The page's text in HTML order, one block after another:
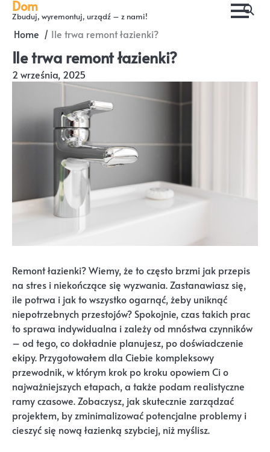
Skip
content
Dom
Zbuduj, wyremontuj, urządź – z nami!
Home Ile trwa remont łazienki?
Ile trwa remont łazienki?
2 września, 2025
Remont łazienki? Wiemy, że to często brzmi jak przepis
na stres i niekończące się wyzwania. Zastanawiasz się,
ile potrwa i jak to wszystko ogarnąć, żeby uniknąć
niepotrzebnych przestojów? Spokojnie, czas takich prac
to sprawa indywidualna i zależy od mnóstwa czynników
– od tego, co dokładnie planujesz, po doświadczenie
ekipy. Przygotowałem dla Ciebie kompleksowy
przewodnik, w którym krok po kroku opowiem Ci o
najważniejszych etapach, a także podam realistyczne
ramy czasowe. Zobaczysz, jak skutecznie zarządzać
projektem, by zminimalizować potencjalne problemy i
cieszyć się nową łazienką szybciej, niż myślisz.